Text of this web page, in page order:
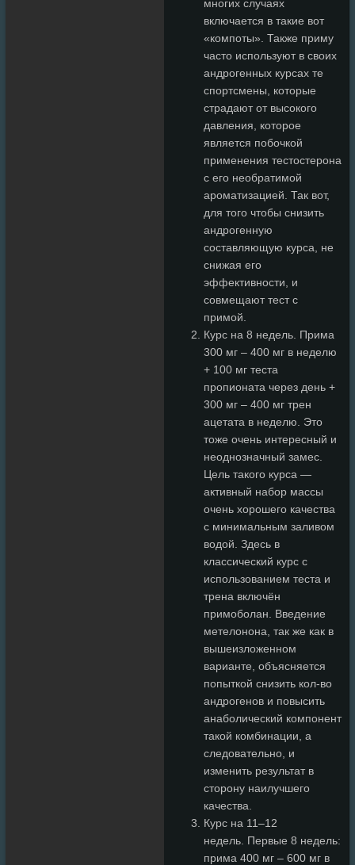
многих случаях
включается в такие вот
«компоты». Также приму
часто используют в своих
андрогенных курсах те
спортсмены, которые
страдают от высокого
давления, которое
является побочкой
применения тестостерона
с его необратимой
ароматизацией. Так вот,
для того чтобы снизить
андрогенную
составляющую курса, не
снижая его
эффективности, и
совмещают тест с
примой.
Курс на 8 недель. Прима
300 мг – 400 мг в неделю
+ 100 мг теста
пропионата через день +
300 мг – 400 мг трен
ацетата в неделю. Это
тоже очень интересный и
неоднозначный замес.
Цель такого курса —
активный набор массы
очень хорошего качества
с минимальным заливом
водой. Здесь в
классический курс с
использованием теста и
трена включён
примоболан. Введение
метелонона, так же как в
вышеизложенном
варианте, объясняется
попыткой снизить кол-во
андрогенов и повысить
анаболический компонент
такой комбинации, а
следовательно, и
изменить результат в
сторону наилучшего
качества.
Курс на 11–12
недель. Первые 8 недель:
прима 400 мг – 600 мг в